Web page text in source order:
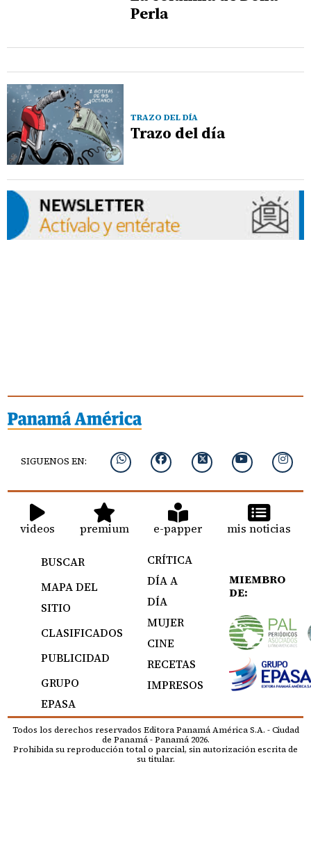
Perla
TRAZO DEL DÍA
Trazo del día
SIGUENOS EN:
videos premium e-papper mis noticias
BUSCAR
MAPA DEL
SITIO
CLASIFICADOS
PUBLICIDAD
GRUPO
EPASA
CRÍTICA
DÍA A
DÍA
MUJER
CINE
RECETAS
IMPRESOS
MIEMBRO
DE:
Todos los derechos reservados Editora Panamá América S.A. - Ciudad
de Panamá - Panamá 2026.
Prohibida su reproducción total o parcial, sin autorización escrita de
su titular.